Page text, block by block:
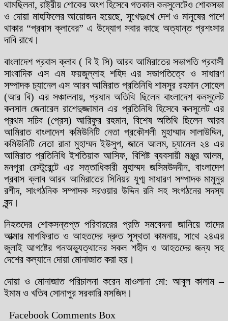
থামছিলনা, রাষ্ট্রীয় শোকের অংশ হিসেবে গতকাল কনসুলেটেও শোকসভা
ও দোয়া মাহফিলের আয়োজন হয়েছে, সুখেদুঃখে দেশ ও মানুষের পাশে
থাকার “প্রবাস ক্লাবের” এ উদ্যোগ সবার কাছে অত্যান্ত প্রশংসার
দাবি রাখে।
বাংলাদেশ প্রবাস ক্লাব ( বি ই সি) আরব আমিরাতের সভাপতি প্রবাসী
সাংবাদিক এস এম ফয়জুল্লাহ শহিদ এর সভাপতিত্বে ও সাধারণ
সম্পাদক চ্যানেল এস আরব আমিরাত প্রতিনিধি শামসুর রহমান সোহেল
(আর বি) এর সঞ্চালনায়, প্রধান অতিথি ছিলেন বাংলাদেশ কনসুলেট
কনসাল জেনারেল রাশেদুজ্জামান এর প্রতিনিধি হিসেবে কনসুলেট এর
প্রথম সচিব (প্রেস) আরিফুর রহমান, বিশেষ অতিথি ছিলেন আরব
আমিরাত বাংলাদেশ কমিউনিটি নেতা প্রকৌশলী মুহাম্মাদ সালাউদ্দিন,
কমিউনিটি নেতা রানা মুহাম্মদ ইউসুপ, জানে আলম, চ্যানেল ২৪ এর
আমিরাত প্রতিনিধি ইশতিয়াক আসিফ, বিশিষ্ট ব্যবসায়ী মঞ্জুর আলম,
মনপুরা রেস্টুরেন্টে এর সত্তাধিকারী মুহাম্মদ জসিমউদদীন, বাংলাদেশ
প্রবাস ক্লাব আরব আমিরাতের সিনিয়র যুগ্ম সাধারণ সম্পাদক মামুনুর
রশীদ, সাংগঠনিক সম্পাদক সরওয়ার উদ্দিন রনি সহ সংগঠনের সদস্য
বৃন্দ।
নিহতদের শোকসন্তপ্ত পরিবাররের প্রতি সমবেদনা জানিয়ে তাদের
আত্মার মাগফিরাত ও আহতদের দ্রুত সুস্থতা কামনায়, সাথে ২৪এর
জুলাই আগষ্টের গনঅভ্যুত্থানের সকল শহীদ ও আহতদের জন্য সহ
দেশের কল্যানে দোয়া মোনাজাত করা হয়।
দোয়া ও মোনাজাত পরিচালনা করেন মাওলানা মো: আবুল কালাম –
ইমাম ও খতিব সোনাপুর সরকারি মসজিদ।
Facebook Comments Box